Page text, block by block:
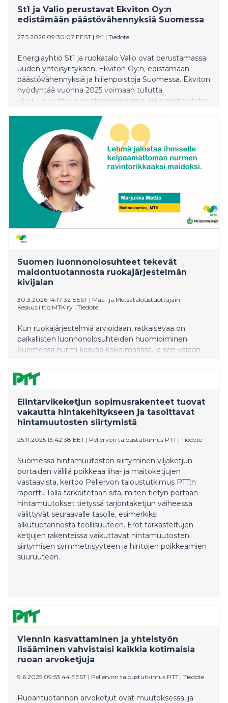
St1 ja Valio perustavat Ekviton Oy:n
edistämään päästövähennyksiä Suomessa
27.5.2026 09:30:07 EEST | St1 | Tiedote
Energiayhtiö St1 ja ruokatalo Valio ovat perustamassa
uuden yhteisyrityksen, Ekviton Oy:n, edistämään
päästövähennyksiä ja hiilenpoistoja Suomessa. Ekviton
hyödyntää vuonna 2025 voimaan tullutta
jakeluvelvoitteen joustomekanismia, joka mahdollistaa
polttoaineiden jakeluvelvoitetta.
Suomen luonnonolosuhteet tekevät
maidontuotannosta ruokajärjestelmän
kivijalan
30.3.2026 14:17:32 EEST | Maa- ja Metsätaloustuottajain
Keskusliitto MTK ry | Tiedote
Kun ruokajärjestelmiä arvioidaan, ratkaisevaa on
paikallisten luonnonolosuhteiden huomioiminen.
Suomessa nurmi kasvaa koko maassa, ja sen varaan
tuotannon alueilla, joilla kasvinviljely ihmisravinnoksi on
hyvin haastavaa, maitoasiamies Marjukka Mattio
Elintarvikeketjun sopimusrakenteet tuovat
vakautta hintakehitykseen ja tasoittavat
hintamuutosten siirtymistä
25.11.2025 13:42:38 EET | Pellervon taloustutkimus PTT | Tiedote
Suomessa hintamuutosten siirtyminen viljaketjun
portaiden välillä poikkeaa liha- ja maitoketjujen
vastaavista, kertoo Pellervon taloustutkimus PTT:n
raportti. Tällä tarkoitetaan sitä, miten tietyn portaan
hintamuutokset tietyssä tarjontaketjun vaiheessa
välittyvät seuraavalle tasolle, esimerkiksi
alkutuotannosta teollisuuteen. Erot tarkasteltujen
ketjujen rakenteissa vaikuttavat hintamuutosten
siirtymisen symmetrisyyteen ja hintojen poikkeamien
suuruuteen.
Viennin kasvattaminen ja yhteistyön
lisääminen vahvistaisi kaikkia kotimaisia
ruoan arvoketjuja
9.6.2025 09:53:44 EEST | Pellervon taloustutkimus PTT | Tiedote
Ruoantuotannon arvoketjut ovat muutoksessa, ja